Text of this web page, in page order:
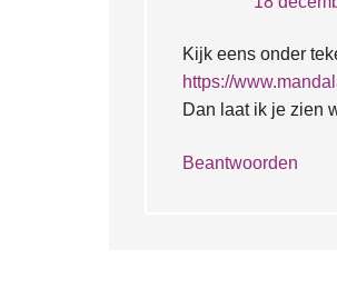
Kijk eens onder
https://
Dan laat ik je zien
Beantwoorden